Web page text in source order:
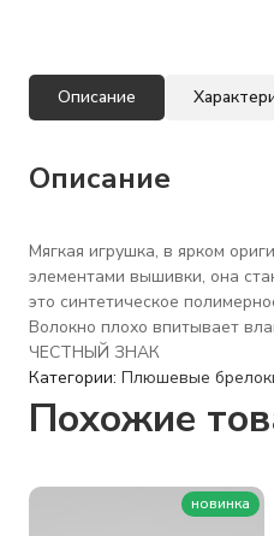
Описание
Описание
Мягкая игрушка, в ярком
элементами вышивки, она
это синтетическое
Волокно плохо впитывает
ЧЕСТНЫЙ ЗНАК
Категории: Плюшевые
Похожие
новинка